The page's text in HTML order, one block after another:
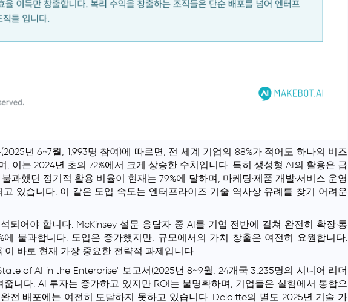
년 6~7월, 1,993명 참여)에 따르면, 전 세계 기업의 88%가 적어도 하나의 비즈
, 이는 2024년 초의 72%에서 크게 상승한 수치입니다. 특히 생성형 AI의 활용은 급
과했던 정기적 활용 비율이 현재는 79%에 달하며, 마케팅·제품 개발·서비스 운영
고 있습니다. 이 같은 도입 속도는 엔터프라이즈 기술 역사상 유례를 찾기 어려운
되어야 합니다. McKinsey 설문 응답자 중 AI를 기업 전반에 걸쳐 완전히 확장·통
에 불과합니다. 도입은 증가했지만, 규모에서의 가치 창출은 여전히 요원합니다.
이 바로 현재 가장 중요한 전략적 과제입니다.
of AI in the Enterprise" 보고서(2025년 8~9월, 24개국 3,235명의 시니어 리더
니다. AI 투자는 증가하고 있지만 ROI는 불명확하며, 기업들은 실험에서 통합으
전 배포에는 여전히 도달하지 못하고 있습니다. Deloitte의 별도 2025년 기술 가